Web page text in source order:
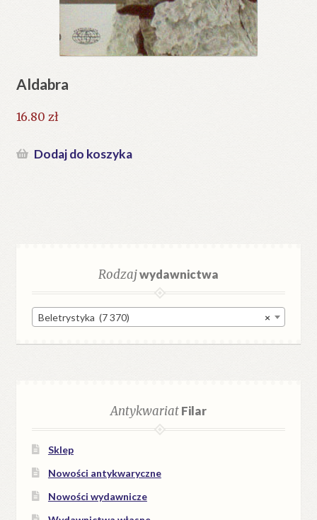
Aldabra
16.80 zł
Dodaj do koszyka
Rodzajwydawnictwa
×
Beletrystyka (7 370)
AntykwariatFilar
Sklep
Nowości antykwaryczne
Nowości wydawnicze